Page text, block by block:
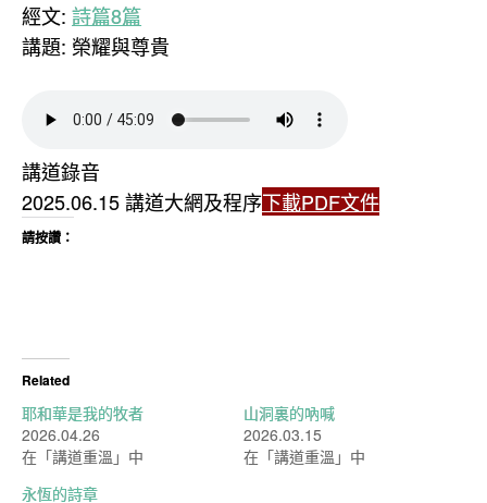
經文: 詩篇8篇
講題: 榮耀與尊貴
講道錄音
2025.06.15 講道大網及程序下載PDF文件
請按讚：
Related
耶和華是我的牧者
2026.04.26
在「講道重溫」中
山洞裏的吶喊
2026.03.15
在「講道重溫」中
永恆的詩章